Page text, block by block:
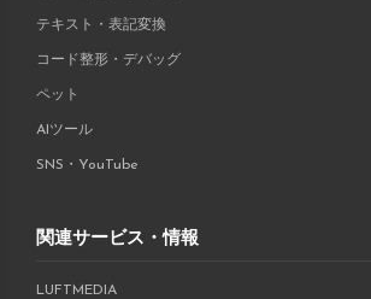
テキスト・表記変換
コード整形・デバッグ
ペット
AIツール
SNS・YouTube
関連サービス・情報
LUFTMEDIA